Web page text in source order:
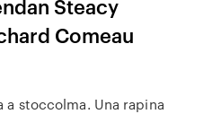
Steacy
Comeau
a stoccolma. Una rapina